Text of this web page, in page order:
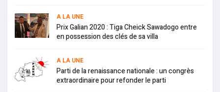
A LA UNE
Prix Galian 2020 : Tiga Cheick Sawadogo entre
en possession des clés de sa villa
A LA UNE
Parti de la renaissance nationale : un congrès
extraordinaire pour refonder le parti